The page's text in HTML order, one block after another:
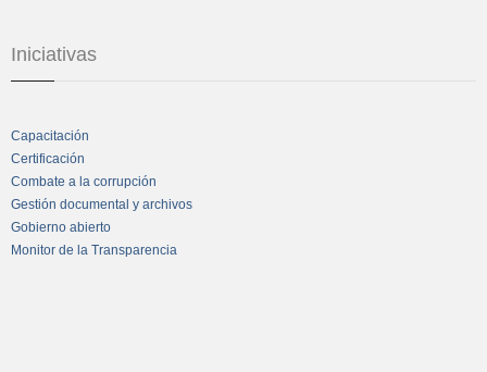
Iniciativas
Capacitación
Certificación
Combate a la corrupción
Gestión documental y archivos
Gobierno abierto
Monitor de la Transparencia